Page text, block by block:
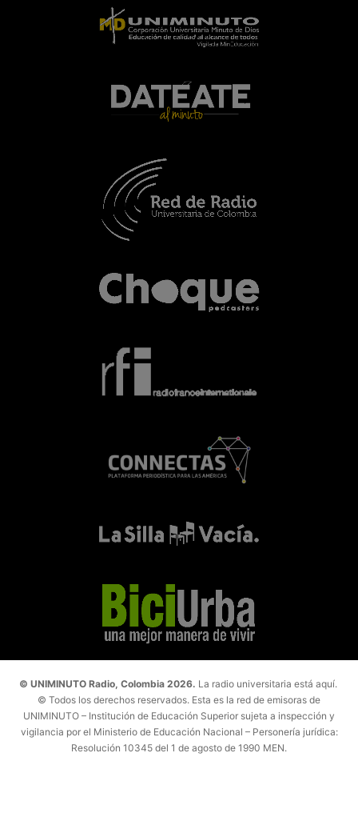
© UNIMINUTO Radio, Colombia 2026. La radio universitaria está aquí.
© Todos los derechos reservados. Esta es la red de emisoras de
UNIMINUTO – Institución de Educación Superior sujeta a inspección y
vigilancia por el Ministerio de Educación Nacional – Personería jurídica:
Resolución 10345 del 1 de agosto de 1990 MEN.